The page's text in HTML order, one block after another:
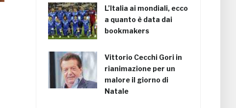
L’Italia ai mondiali, ecco
a quanto è data dai
bookmakers
Vittorio Cecchi Gori in
rianimazione per un
malore il giorno di
Natale